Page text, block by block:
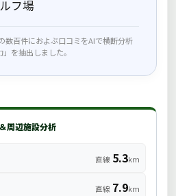
フ場
数百件におよぶ口コミをAIで横断分析
を抽出しました。
周辺施設分析
直線 5.3km
直線 7.9km